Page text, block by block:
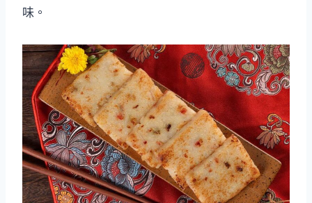
味。